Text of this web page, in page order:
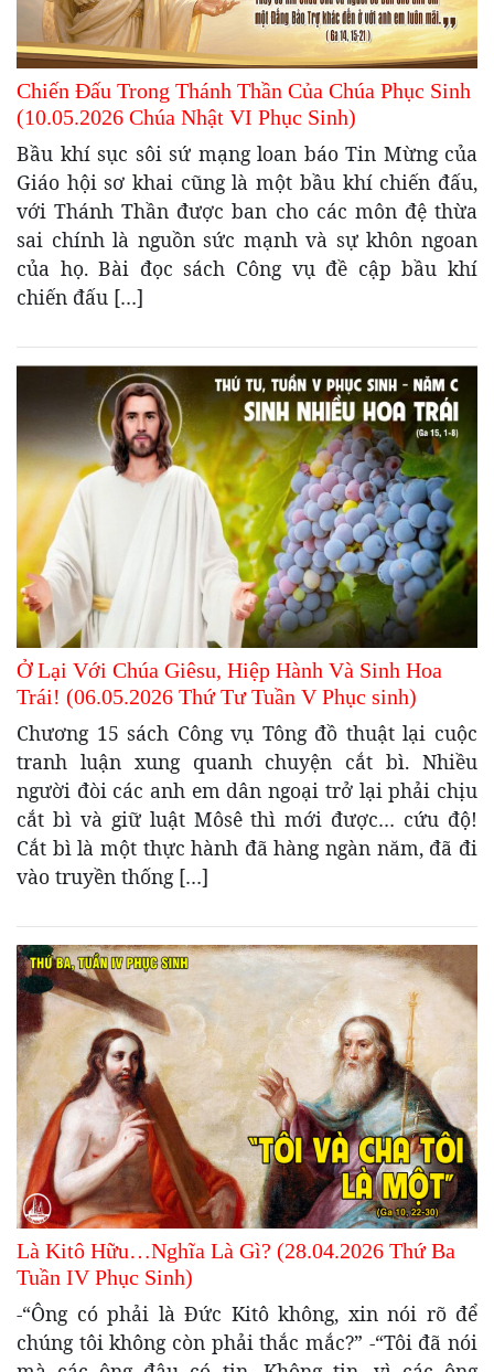
Chiến Đấu Trong Thánh Thần Của Chúa Phục Sinh
(10.05.2026 Chúa Nhật VI Phục Sinh)
Bầu khí sục sôi sứ mạng loan báo Tin Mừng của
Giáo hội sơ khai cũng là một bầu khí chiến đấu,
với Thánh Thần được ban cho các môn đệ thừa
sai chính là nguồn sức mạnh và sự khôn ngoan
của họ. Bài đọc sách Công vụ đề cập bầu khí
chiến đấu […]
Ở Lại Với Chúa Giêsu, Hiệp Hành Và Sinh Hoa
Trái! (06.05.2026 Thứ Tư Tuần V Phục sinh)
Chương 15 sách Công vụ Tông đồ thuật lại cuộc
tranh luận xung quanh chuyện cắt bì. Nhiều
người đòi các anh em dân ngoại trở lại phải chịu
cắt bì và giữ luật Môsê thì mới được… cứu độ!
Cắt bì là một thực hành đã hàng ngàn năm, đã đi
vào truyền thống […]
Là Kitô Hữu…Nghĩa Là Gì? (28.04.2026 Thứ Ba
Tuần IV Phục Sinh)
-“Ông có phải là Đức Kitô không, xin nói rõ để
chúng tôi không còn phải thắc mắc?” -“Tôi đã nói